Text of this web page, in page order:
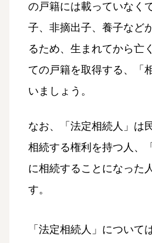
の戸籍には載っていなく
子、非摘出子、養子など
るため、生まれてから亡
ての戸籍を取得する、「
いましょう。
なお、「法定相続人」は
相続する権利を持つ人、
に相続することになった
す。
「法定相続人」について